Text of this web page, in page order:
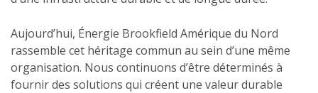
Aujourd’hui, Énergie Brookfield Amérique du Nord
rassemble cet héritage commun au sein d’une même
organisation. Nous continuons d’être déterminés à
fournir des solutions qui créent une valeur durable